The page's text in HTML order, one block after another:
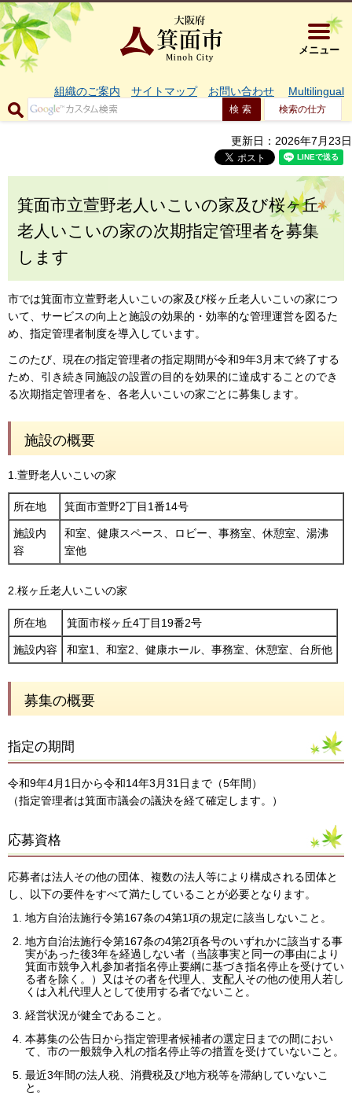
大阪府箕
メニュー
組織のご案内 サイトマップ お問い合わせ Multilingual
検索の仕方
更新日：2026年7月23日
箕面市立萱野老人いこいの家及び桜ヶ丘
老人いこいの家の次期指定管理者を募集
します
市では箕面市立萱野老人いこいの家及び桜ヶ丘老人いこいの家につ
いて、サービスの向上と施設の効果的・効率的な管理運営を図るた
め、指定管理者制度を導入しています。
このたび、現在の指定管理者の指定期間が令和9年3月末で終了する
ため、引き続き同施設の設置の目的を効果的に達成することのでき
る次期指定管理者を、各老人いこいの家ごとに募集します。
施設の概要
1.萱野老人いこいの家
所在地 箕面市萱野2丁目1番14号
施設内
容
和室、健康スペース、ロビー、事務室、休憩室、湯沸
室他
2.桜ヶ丘老人いこいの家
所在地 箕面市桜ヶ丘4丁目19番2号
施設内容 和室1、和室2、健康ホール、事務室、休憩室、台所他
募集の概要
指定の期間
令和9年4月1日から令和14年3月31日まで（5年間）
（指定管理者は箕面市議会の議決を経て確定します。）
応募資格
応募者は法人その他の団体、複数の法人等により構成される団体と
し、以下の要件をすべて満たしていることが必要となります。
地方自治法施行令第167条の4第1項の規定に該当しないこと。
地方自治法施行令第167条の4第2項各号のいずれかに該当する事
実があった後3年を経過しない者（当該事実と同一の事由により
箕面市競争入札参加者指名停止要綱に基づき指名停止を受けてい
る者を除く。）又はその者を代理人、支配人その他の使用人若し
くは入札代理人として使用する者でないこと。
経営状況が健全であること。
本募集の公告日から指定管理者候補者の選定日までの間におい
て、市の一般競争入札の指名停止等の措置を受けていないこと。
最近3年間の法人税、消費税及び地方税等を滞納していないこ
と。